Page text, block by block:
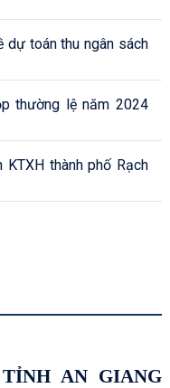
dự toán thu ngân sách
thường lệ năm 2024
thành phố Rạch